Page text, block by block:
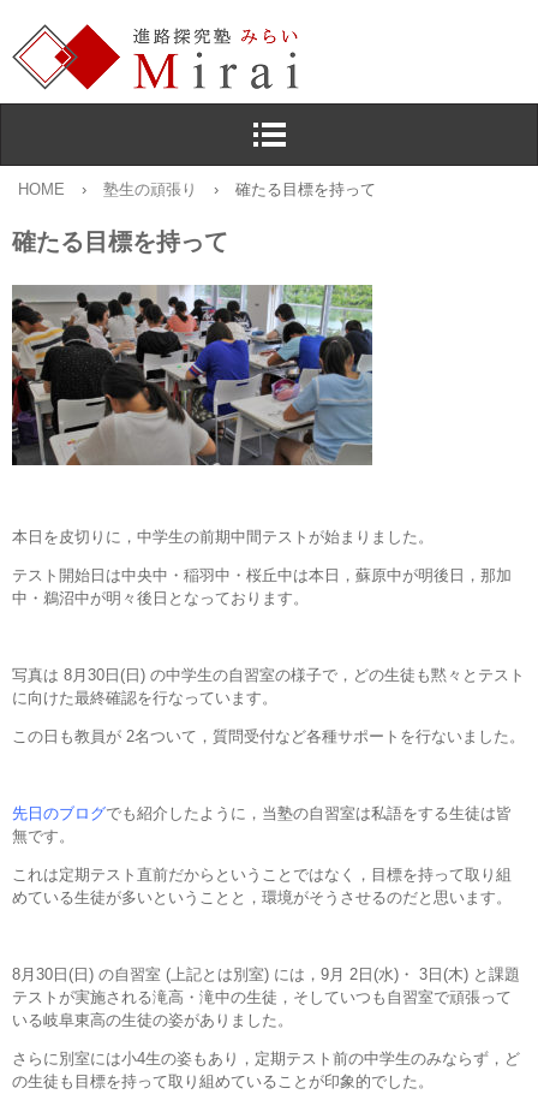
HOME › 塾生の頑張り › 確たる目標を持って
確たる目標を持って
本日を皮切りに，中学生の前期中間テストが始まりました。
テスト開始日は中央中・稲羽中・桜丘中は本日，蘇原中が明後日，那加
中・鵜沼中が明々後日となっております。
写真は 8月30日(日) の中学生の自習室の様子で，どの生徒も黙々とテスト
に向けた最終確認を行なっています。
この日も教員が 2名ついて，質問受付など各種サポートを行ないました。
先日のブログでも紹介したように，当塾の自習室は私語をする生徒は皆
無です。
これは定期テスト直前だからということではなく，目標を持って取り組
めている生徒が多いということと，環境がそうさせるのだと思います。
8月30日(日) の自習室 (上記とは別室) には，9月 2日(水)・ 3日(木) と課題
テストが実施される滝高・滝中の生徒，そしていつも自習室で頑張って
いる岐阜東高の生徒の姿がありました。
さらに別室には小4生の姿もあり，定期テスト前の中学生のみならず，ど
の生徒も目標を持って取り組めていることが印象的でした。